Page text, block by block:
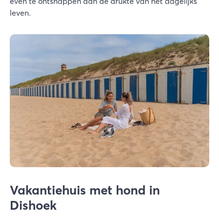
leven.
Vakantiehuis met hond in
Dishoek